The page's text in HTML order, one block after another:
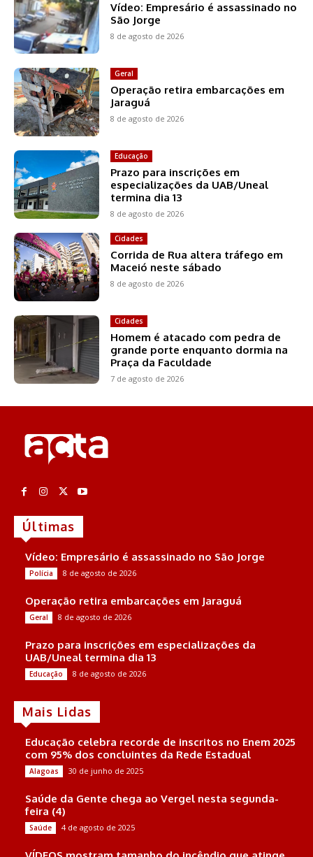
Vídeo: Empresário é assassinado no
São Jorge
8 de agosto de 2026
Geral
Operação retira embarcações em
Jaraguá
8 de agosto de 2026
Educação
Prazo para inscrições em
especializações da UAB/Uneal
termina dia 13
8 de agosto de 2026
Cidades
Corrida de Rua altera tráfego em
Maceió neste sábado
8 de agosto de 2026
Cidades
Homem é atacado com pedra de
grande porte enquanto dormia na
Praça da Faculdade
7 de agosto de 2026
Últimas
Vídeo: Empresário é assassinado no São Jorge
Polícia 8 de agosto de 2026
Operação retira embarcações em Jaraguá
Geral 8 de agosto de 2026
Prazo para inscrições em especializações da
UAB/Uneal termina dia 13
Educação 8 de agosto de 2026
Mais Lidas
Educação celebra recorde de inscritos no Enem 2025
com 95% dos concluintes da Rede Estadual
Alagoas 30 de junho de 2025
Saúde da Gente chega ao Vergel nesta segunda-
feira (4)
Saúde 4 de agosto de 2025